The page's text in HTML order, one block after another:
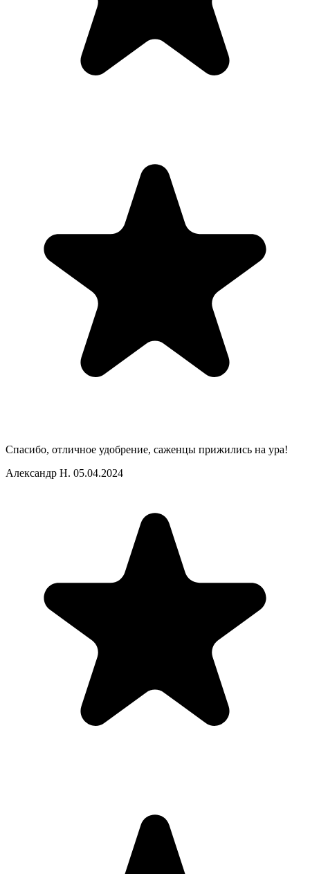
Спасибо, отличное удобрение, саженцы прижились на ура!
Александр Н. 05.04.2024